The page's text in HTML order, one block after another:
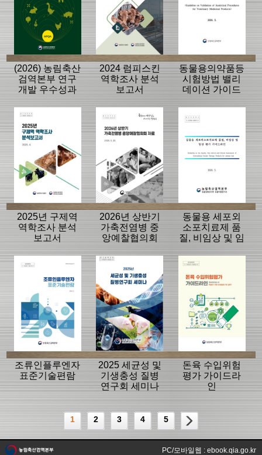
(2026) 농림축산
검역본부 연구
개발 우수성과
2024 럼피스킨
역학조사 분석
보고서
동물용의약품등
시험방법 밸리
데이션 가이드
2025년 구제역
역학조사 분석
보고서
2026년 상반기
가축전염병 중
앙예찰협의회
동물용 세포외
소포치료제 품
질, 비임상 및 임
라인
조류인플루엔자
표준기술편람
2025 세균성 및
기생충성 질병
연구회 세미나
돈육 수입위험
평가 가이드라
인
1 2 3 4 5
PC/모바일웹 : ebook.qia.go.kr